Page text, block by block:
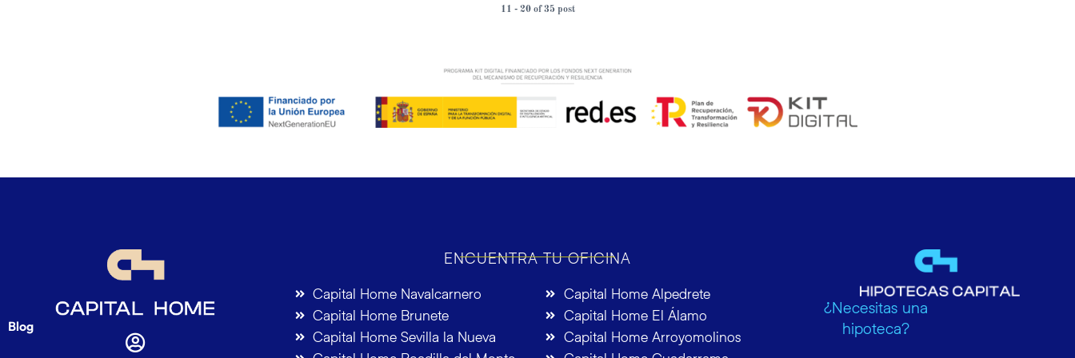
11 - 20 of 35 post
Blog
ENCUENTRA TU OFICINA
Capital Home Navalcarnero
Capital Home Brunete
Capital Home Sevilla la Nueva
Capital Home Alpedrete
Capital Home El Álamo
Capital Home Arroyomolinos
¿Necesitas una
hipoteca?